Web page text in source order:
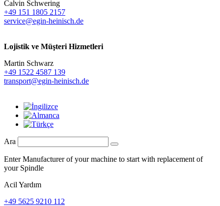
Calvin Schwering
+49 151 1805 2157
service@egin-heinisch.de
Lojistik ve Müşteri Hizmetleri
Martin Schwarz
+49 1522 4587 139
transport@egin-heinisch.de
Ara
Enter Manufacturer of your machine to start with replacement of
your Spindle
Acil Yardım
+49 5625 9210 112